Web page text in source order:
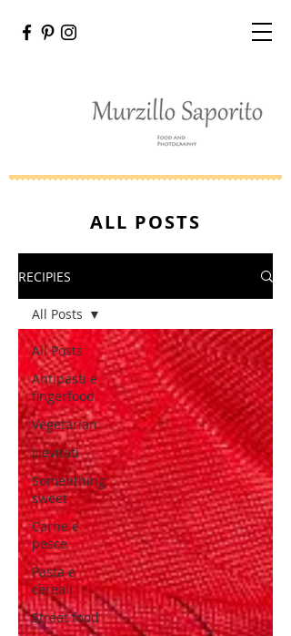
RECIPIES
All Posts
Antipasti e
fingerfood
Vegetarian
Lievitati
Somenthing
sweet
Carne e
pesce
Pasta e
cereali
Street food
All Posts
ALL POSTS